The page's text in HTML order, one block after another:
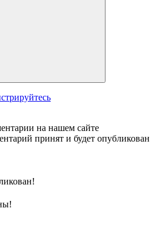
на нашем сайте
принят и будет опубликован